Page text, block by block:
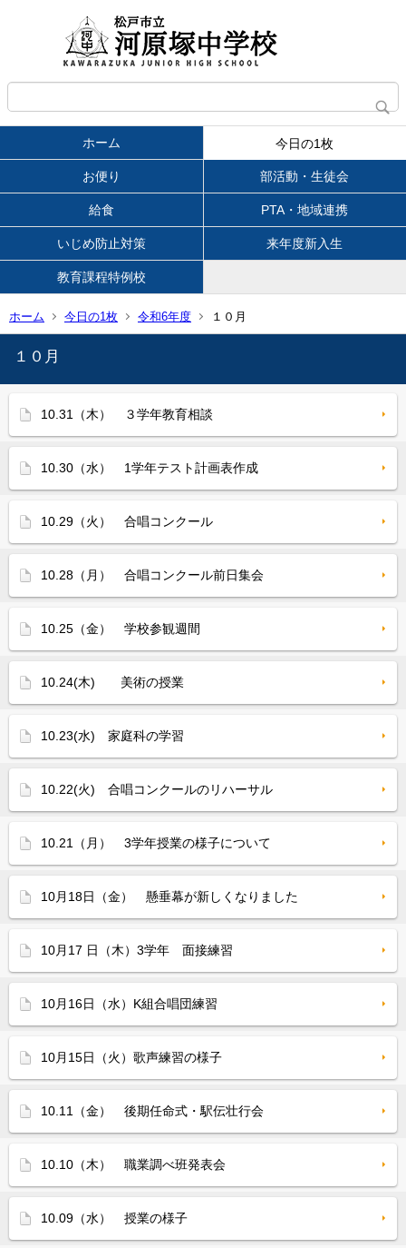
ホーム 今日の1枚
お便り 部活動・生徒会
給食 PTA・地域連携
いじめ防止対策 来年度新入生
教育課程特例校
ホーム 今日の1枚 令和6年度 １０月
１０月
10.31（木） ３学年教育相談
10.30（水） 1学年テスト計画表作成
10.29（火） 合唱コンクール
10.28（月） 合唱コンクール前日集会
10.25（金） 学校参観週間
10.24(木) 美術の授業
10.23(水) 家庭科の学習
10.22(火) 合唱コンクールのリハーサル
10.21（月） 3学年授業の様子について
10月18日（金） 懸垂幕が新しくなりました
10月17 日（木）3学年 面接練習
10月16日（水）K組合唱団練習
10月15日（火）歌声練習の様子
10.11（金） 後期任命式・駅伝壮行会
10.10（木） 職業調べ班発表会
10.09（水） 授業の様子